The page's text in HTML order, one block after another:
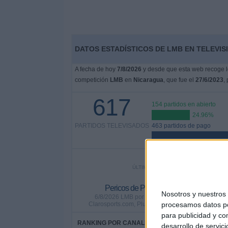
Nosotros y nuestros
procesamos datos
para publicidad y
desarrollo de
DATOS ESTADÍSTICOS DE LMB EN
A fecha de hoy 7/8/2026 y desde que esta web recoge
competición LMB en Nicaragua, que fue el 27/6/2023,
617
PARTIDOS TELEVISADOS
154 partidos en abierto
24.96%
463 partidos de pago
ÚLTIMO PARTIDO EN ABIERTO
Pericos de Puebla - El Águila de
6/8/2026 LMB por Claro Sports YouTube, Claro
Clarosports.com, Pluto TV, 1Baseball Network,
RANKING POR CANALES